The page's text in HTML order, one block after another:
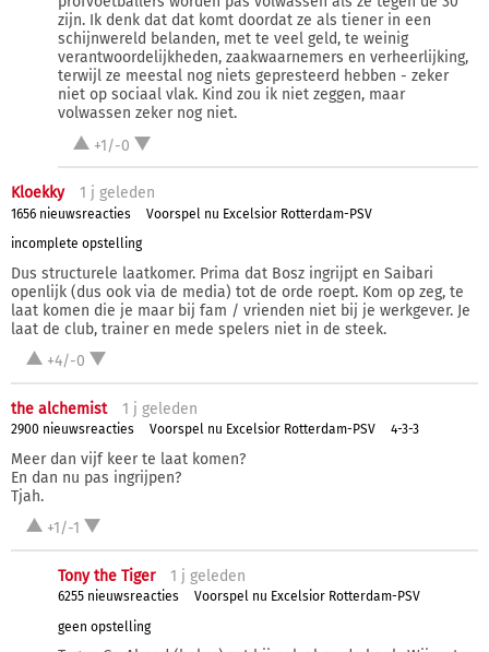
zijn. Ik denk dat dat komt doordat ze als tiener in een
schijnwereld belanden, met te veel geld, te weinig
verantwoordelijkheden, zaakwaarnemers en verheerlijking,
terwijl ze meestal nog niets gepresteerd hebben - zeker
niet op sociaal vlak. Kind zou ik niet zeggen, maar
volwassen zeker nog niet.
+1/-0
Kloekky 1 j geleden
1656 nieuwsreacties
Voorspel nu Excelsior Rotterdam-PSV
incomplete opstelling
Dus structurele laatkomer. Prima dat Bosz ingrijpt en Saibari
openlijk (dus ook via de media) tot de orde roept. Kom op zeg, te
laat komen die je maar bij fam / vrienden niet bij je werkgever. Je
laat de club, trainer en mede spelers niet in de steek.
+4/-0
the alchemist 1 j geleden
2900 nieuwsreacties Voorspel nu Excelsior Rotterdam-PSV 4-3-3
Meer dan vijf keer te laat komen?
En dan nu pas ingrijpen?
Tjah.
+1/-1
Tony the Tiger 1 j geleden
6255 nieuwsreacties
Voorspel nu Excelsior Rotterdam-PSV
geen opstelling